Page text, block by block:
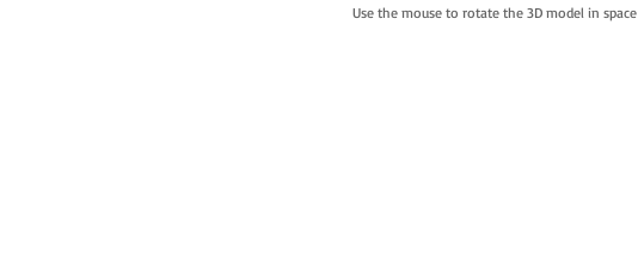
Use the mouse to rotate the 3D model in space